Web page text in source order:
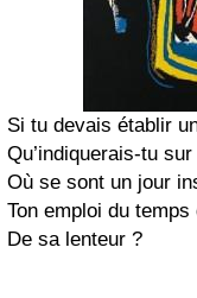
Si tu devais établir
Qu’indiquerais-tu
Où se sont un jour
Ton emploi du
De sa lenteur ?